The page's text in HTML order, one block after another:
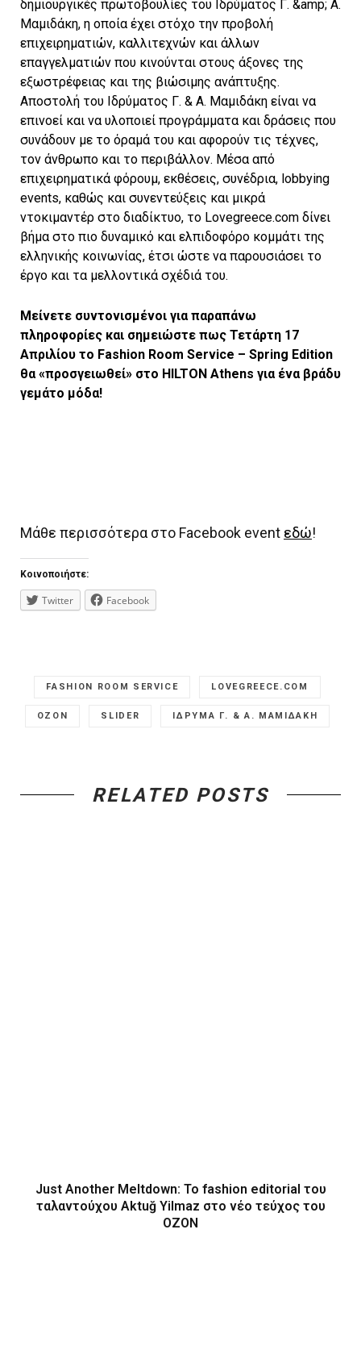
δημιουργικές πρωτοβουλίες του Ιδρύματος Γ. &amp; Α.
Μαμιδάκη, η οποία έχει στόχο την προβολή
επιχειρηματιών, καλλιτεχνών και άλλων
επαγγελματιών που κινούνται στους άξονες της
εξωστρέφειας και της βιώσιμης ανάπτυξης.
Αποστολή του Ιδρύματος Γ. & Α. Μαμιδάκη είναι να
επινοεί και να υλοποιεί προγράμματα και δράσεις που
συνάδουν με το όραμά του και αφορούν τις τέχνες,
τον άνθρωπο και το περιβάλλον. Μέσα από
επιχειρηματικά φόρουμ, εκθέσεις, συνέδρια, lobbying
events, καθώς και συνεντεύξεις και μικρά
ντοκιμαντέρ στο διαδίκτυο, το Lovegreece.com δίνει
βήμα στο πιο δυναμικό και ελπιδοφόρο κομμάτι της
ελληνικής κοινωνίας, έτσι ώστε να παρουσιάσει το
έργο και τα μελλοντικά σχέδιά του.
Μείνετε συντονισμένοι για παραπάνω
πληροφορίες και σημειώστε πως Τετάρτη 17
Απριλίου το Fashion Room Service – Spring Edition
θα «προσγειωθεί» στο HILTON Athens για ένα βράδυ
γεμάτο μόδα!
Μάθε περισσότερα στο Facebook event εδώ!
Κοινοποιήστε:
Twitter Facebook
FASHION ROOM SERVICE LOVEGREECE.COM
OZON SLIDER ΙΔΡΥΜΑ Γ. & Α. ΜΑΜΙΔΑΚΗ
RELATED POSTS
Just Another Meltdown: To fashion editorial του
ταλαντούχου Aktuğ Yilmaz στο νέο τεύχος του
OZON